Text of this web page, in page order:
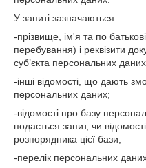
У запиті зазначаються:
-прізвище, ім'я та по
перебування) і реквізити
суб’єкта персональних
-інші відомості, що дають
персональних даних;
-відомості про базу
подається запит, чи
розпорядника цієї бази;
-перелік персональних